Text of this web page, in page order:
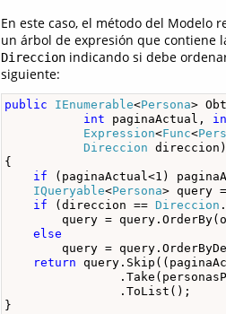
En este caso, el método del Modelo
un árbol de expresión que contiene
Direccion indicando si debe
siguiente:
public IEnumerable<Persona>
int paginaActual,
Expression<Func<
Direccion direccion)
{
if (paginaActual<1)
IQueryable<Persona> query
if (direccion == Direccion
query =
else
query =
return
.ToList();
}